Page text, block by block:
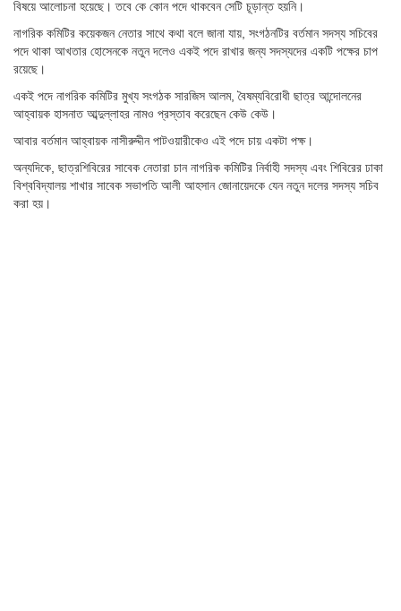
বিষয়ে আলোচনা হয়েছে। তবে কে কোন পদে থাকবেন সেটি চূড়ান্ত হয়নি।
নাগরিক কমিটির কয়েকজন নেতার সাথে কথা বলে জানা যায়, সংগঠনটির বর্তমান সদস্য সচিবের
পদে থাকা আখতার হোসেনকে নতুন দলেও একই পদে রাখার জন্য সদস্যদের একটি পক্ষের চাপ
রয়েছে।
একই পদে নাগরিক কমিটির মুখ্য সংগঠক সারজিস আলম, বৈষম্যবিরোধী ছাত্র আন্দোলনের
আহ্বায়ক হাসনাত আব্দুল্লাহর নামও প্রস্তাব করেছেন কেউ কেউ।
আবার বর্তমান আহ্বায়ক নাসীরুদ্দীন পাটওয়ারীকেও এই পদে চায় একটা পক্ষ।
অন্যদিকে, ছাত্রশিবিরের সাবেক নেতারা চান নাগরিক কমিটির নির্বাহী সদস্য এবং শিবিরের ঢাকা
বিশ্ববিদ্যালয় শাখার সাবেক সভাপতি আলী আহসান জোনায়েদকে যেন নতুন দলের সদস্য সচিব
করা হয়।